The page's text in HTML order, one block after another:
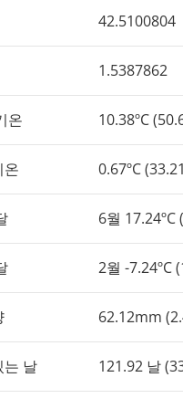
42.5100804
1.5387862
온 10.38ºC
온 0.67ºC
6월 17.24ºC
2월 -7.24ºC
62.12mm
는 날 121.92 날